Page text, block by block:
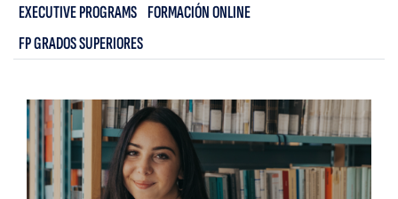
EXECUTIVE PROGRAMS FORMACIÓN ONLINE
FP GRADOS SUPERIORES